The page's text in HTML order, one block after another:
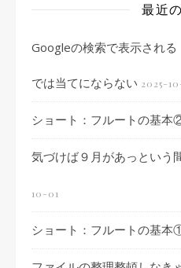
最近
Googleの検索で表示され
では当てにならない 2025-
ショート：フルートの基
気づけば９月があっという
10-01
ショート：フルートの基本